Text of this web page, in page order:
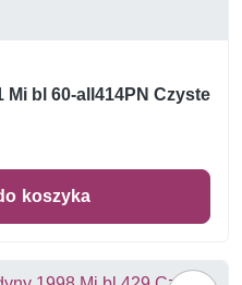
bl 60-all414PN Czyste
koszyka